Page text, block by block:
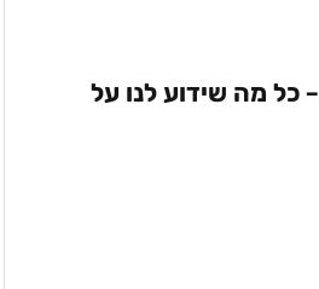
Nvidia GeForce RTX 40 – כל מה שידוע לנו על